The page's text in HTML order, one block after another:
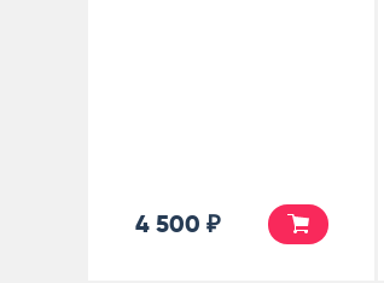
4 500 ₽